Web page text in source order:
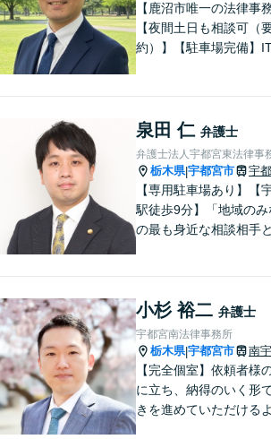
【鹿沼市唯一の法律事
【夜間土日も相談可（
約）】【駐車場完備】IT
せ下さい。
泉田 仁 弁護士
弁護士法人宇都宮東法律事
栃木県|宇都宮市 宇
【専用駐車場あり】【
駅徒歩9分】「地域のみ
の最も身近な相談相手と
通事故／遺産相続／借金
／企業法務／離婚問題な
まざまな分野に力を入
ります。
小杉 裕二 弁護士
宇都宮南法律事務所
栃木県|宇都宮市 南
【完全個室】依頼者様
に立ち、納得のいく形
きを進めていただけるよ